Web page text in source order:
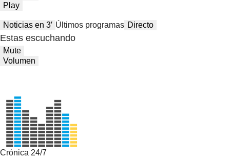
Play
Noticias en 3′ Últimos programas Directo
Estas escuchando
Mute
Volumen
Crónica 24/7